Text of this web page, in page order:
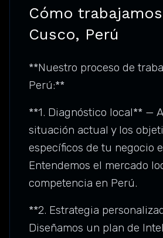
Cómo
Cusco, Perú
**Nuestro proceso de
Perú:**
**1. Diagnóstico local** —
situación actual y los
específicos de tu negocio
Entendemos el mercado
competencia en Perú.
**2. Estrategia
Diseñamos un plan de